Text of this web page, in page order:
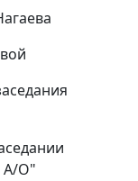
А/О"